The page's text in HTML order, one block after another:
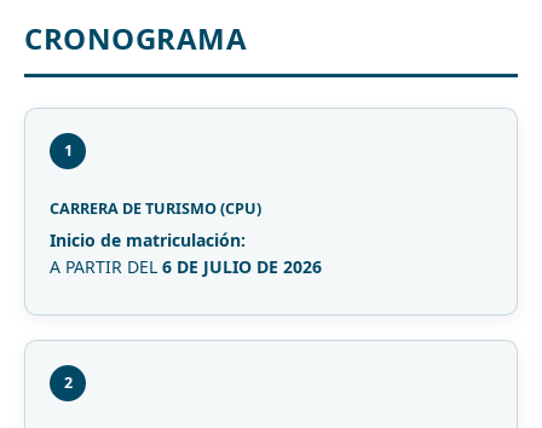
CRONOGRAMA
1
CARRERA DE TURISMO (CPU)
Inicio de matriculación:
A PARTIR DEL 6 DE JULIO DE 2026
2